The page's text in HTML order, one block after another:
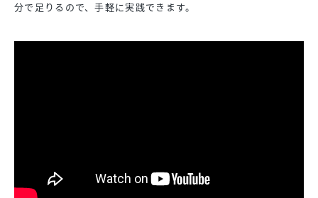
分で足りるので、手軽に実践できます。